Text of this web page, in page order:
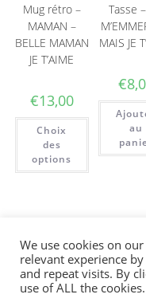
Bienvenue sur
livraison en
Mug rétro –
MAMAN –
BELLE MAMAN
JE T’AIME
€13,00
Choix
des
options
Tasse
MAIS JE
€
au
We use cookies on
relevant experience
and repeat visits. By
use of ALL the cookies.